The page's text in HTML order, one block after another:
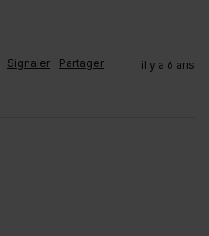
Signaler Partager il y a 6 ans